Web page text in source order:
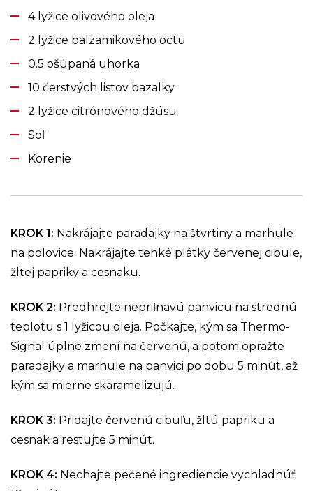
4 lyžice olivového oleja
2 lyžice balzamikového octu
0.5 ošúpaná uhorka
10 čerstvých listov bazalky
2 lyžice citrónového džúsu
Soľ
Korenie
KROK 1: Nakrájajte paradajky na štvrtiny a marhule
na polovice. Nakrájajte tenké plátky červenej cibule,
žltej papriky a cesnaku.
KROK 2: Predhrejte nepriľnavú panvicu na strednú
teplotu s 1 lyžicou oleja. Počkajte, kým sa Thermo-
Signal úplne zmení na červenú, a potom opražte
paradajky a marhule na panvici po dobu 5 minút, až
kým sa mierne skaramelizujú.
KROK 3: Pridajte červenú cibuľu, žltú papriku a
cesnak a restujte 5 minút.
KROK 4: Nechajte pečené ingrediencie vychladnúť